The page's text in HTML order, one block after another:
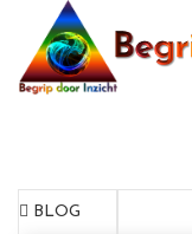
BLOG